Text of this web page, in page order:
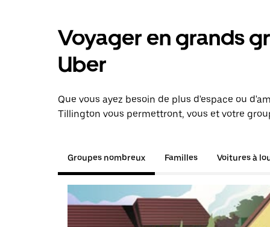
Voyager en grands
Uber
Que vous ayez besoin de plus d'espace ou
Tillington vous permettront, vous et votre
Groupes nombreux Familles Voitures à